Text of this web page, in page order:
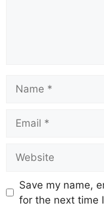
Save my name,
for the next time